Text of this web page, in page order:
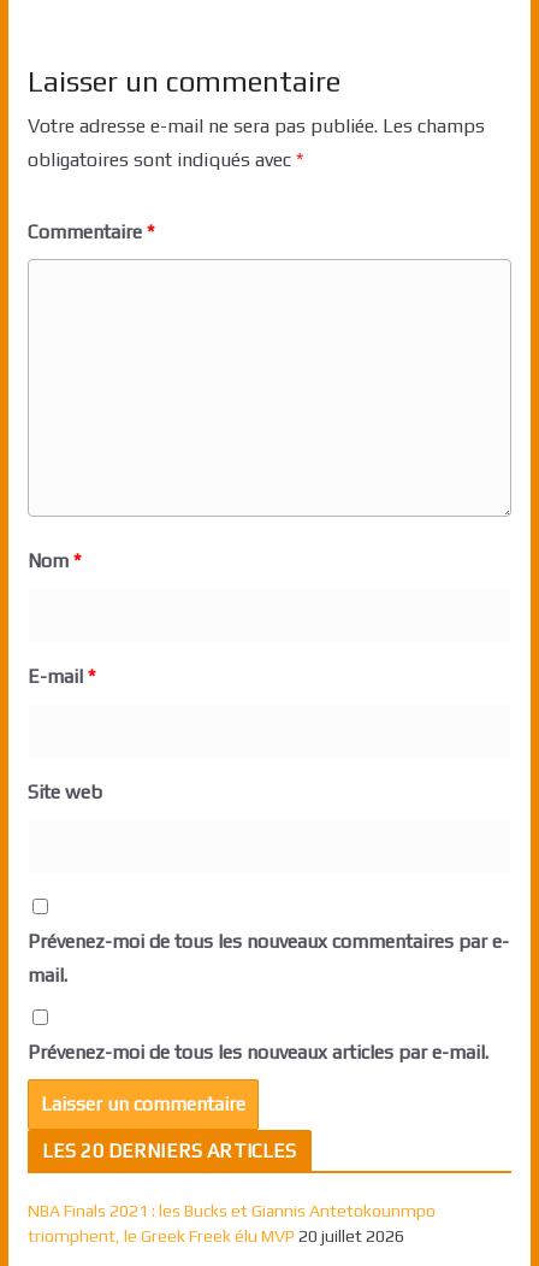
Laisser un commentaire
Votre adresse e-mail ne sera pas publiée. Les champs
obligatoires sont indiqués avec *
Commentaire *
Nom *
E-mail *
Site web
Prévenez-moi de tous les nouveaux commentaires par e-
mail.
Prévenez-moi de tous les nouveaux articles par e-mail.
LES 20 DERNIERS ARTICLES
NBA Finals 2021 : les Bucks et Giannis Antetokounmpo
triomphent, le Greek Freek élu MVP 20 juillet 2026